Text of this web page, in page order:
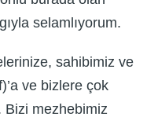
selamlıyorum.
sahibimiz ve
ve bizlere çok
Bizi mezhebimiz